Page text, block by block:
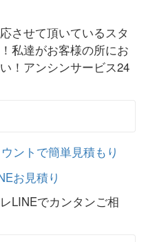
させて頂いているスタ
私達がお客様の所にお
！アンシンサービス24
LINEでカンタンご相